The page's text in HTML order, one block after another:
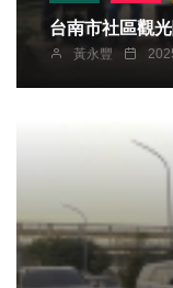
台南市社區觀
黃永豐